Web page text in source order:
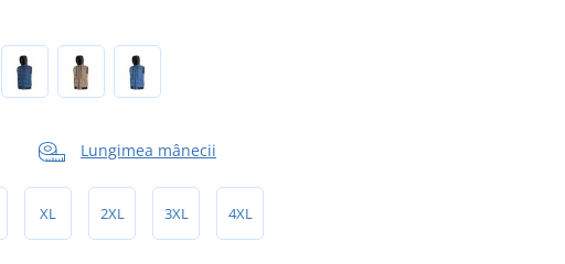
Lungimea mânecii
XL 2XL 3XL 4XL